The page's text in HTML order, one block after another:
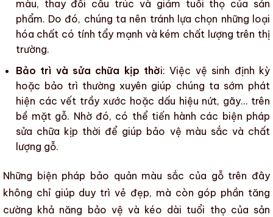
màu, thay đổi cấu trúc và giảm tuổi thọ của sản
phẩm. Do đó, chúng ta nên tránh lựa chọn những loại
hóa chất có tính tẩy mạnh và kém chất lượng trên thị
trường.
Bảo trì và sửa chữa kịp thời: Việc vệ sinh định kỳ
hoặc bảo trì thường xuyên giúp chúng ta sớm phát
hiện các vết trầy xước hoặc dấu hiệu nứt, gãy… trên
bề mặt gỗ. Nhờ đó, có thể tiến hành các biện pháp
sửa chữa kịp thời để giúp bảo vệ màu sắc và chất
lượng gỗ.
Những biện pháp bảo quản màu sắc của gỗtrên đây
không chỉ giúp duy trì vẻ đẹp, mà còn góp phần tăng
cường khả năng bảo vệ và kéo dài tuổi thọ của sản